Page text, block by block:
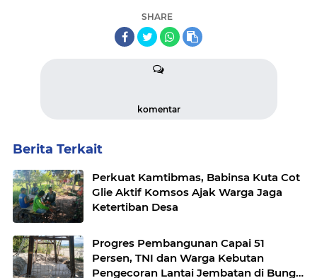
SHARE
komentar
Berita Terkait
Perkuat Kamtibmas, Babinsa Kuta Cot
Glie Aktif Komsos Ajak Warga Jaga
Ketertiban Desa
Progres Pembangunan Capai 51
Persen, TNI dan Warga Kebutan
Pengecoran Lantai Jembatan di Bunga